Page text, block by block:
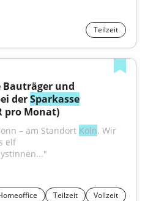
Teilzeit
und
der Sparkasse
pro Monat)
– am Standort Köln. Wir
elf
Teilzeit
Vollzeit